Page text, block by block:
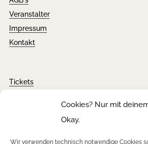
Cookies? Nur mit
Okay.
Wir verwenden technisch notwendige Cookies
Veranstalter
Impressum
Kontakt
Tickets